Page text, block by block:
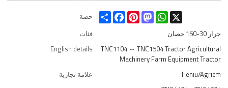
حصة Share
FacebookPinterest
MastodonWhatsApp
X
فئات
جرار 30-150 حصان
English details
TNC1104 ～ TNC1504 Tractor Agricultural
Machinery Farm Equipment Tractor
علامة تجارية
Tieniu/Agricm